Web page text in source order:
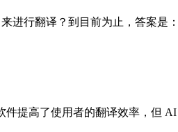
进行翻译？到目前为止，答案是
提高了使用者的翻译效率，但